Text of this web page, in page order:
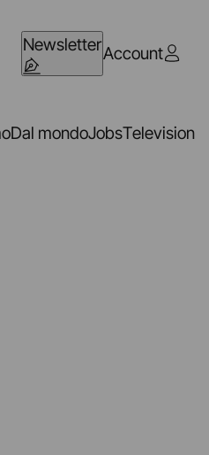
NewsletterAccount
Dal mondoJobsTelevision